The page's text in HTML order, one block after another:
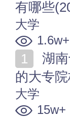
有哪些
大学
1.6w+
的大专
大学
15w+